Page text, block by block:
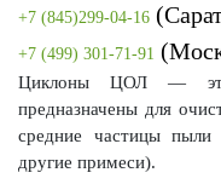
+7 (845)299-04-16
+7 (499) 301-71-91
Циклоны ЦОЛ — это
предназначены для
средние частицы пыли
другие примеси).